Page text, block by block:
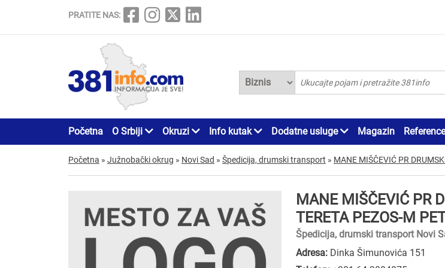
PRATITE NAS:
Početna O Srbiji Okruzi Info kutak Dodatne usluge Magazin Reference
Početna » Južnobački okrug » Novi Sad » Špedicija, drumski transport » MANE MIŠČEVIĆ PR
MANE MIŠČEVIĆ PR
TERETA PEZOS-M
Špedicija, drumski transport Novi
Adresa: Dinka Šimunovića 151